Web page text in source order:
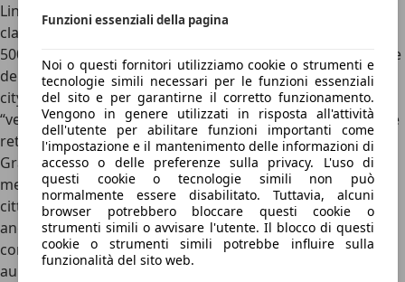
Funzioni essenziali della pagina
Noi o questi fornitori utilizziamo cookie o strumenti e
tecnologie simili necessari per le funzioni essenziali
del sito e per garantirne il corretto funzionamento.
Vengono in genere utilizzati in risposta all'attività
dell'utente per abilitare funzioni importanti come
l'impostazione e il mantenimento delle informazioni di
accesso o delle preferenze sulla privacy. L'uso di
questi cookie o tecnologie simili non può
normalmente essere disabilitato. Tuttavia, alcuni
browser potrebbero bloccare questi cookie o
strumenti simili o avvisare l'utente. Il blocco di questi
cookie o strumenti simili potrebbe influire sulla
funzionalità del sito web.
Lingotto. A giudicare dal risultato, si tratta di uno dei più
classici esempi di “buona la prima”. A livello estetico,
500e è riuscita nel difficilissimo compito di evolvere le linee
della 500 del 2007, ancora considerata una delle più belle
citycar degli ultimi decenni. Nonostante infatti sia una
“vera” 500, la 500 Elettrica è sempre elegante, sbarazzina e
retrò, ma anche moderna, più adulta e più “cresciuta”.
Grazie a dimensioni decisamente compatte (è lunga 3,63
metri e larga 1,68 metri ), poi, è perfetta per la vita
cittadina. Oltre alla versione a tre porte, la 500 è offerta
anche in varianteCabrio, con tetto in tela apribile, e3+1
con una piccola porta posteriore controvento che
aumenta l’accesso ai posti dietro mantenendo invariate le